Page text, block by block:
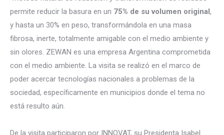
permite reducir la basura en un 75% de su volumen original,
y hasta un 30% en peso, transformándola en una masa
fibrosa, inerte, totalmente amigable con el medio ambiente y
sin olores. ZEWAN es una empresa Argentina comprometida
con el medio ambiente. La visita se realizó en el marco de
poder acercar tecnologías nacionales a problemas de la
sociedad, específicamente en municipios donde el tema no
está resulto aún.
De la visita participaron por INNOVAT, su Presidenta Isabel